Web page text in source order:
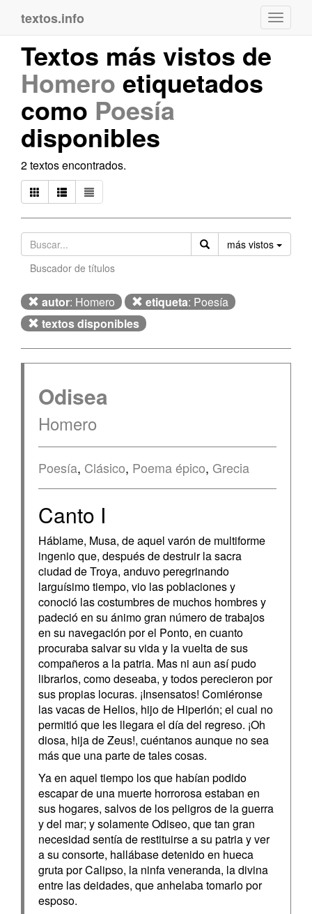
textos.info
Textos más vistos de
Homero etiquetados
como Poesía
disponibles
2 textos encontrados.
más vistos
Buscador de títulos
autor: Homero etiqueta: Poesía
textos disponibles
Odisea
Homero
Poesía, Clásico, Poema épico, Grecia
Canto I
Háblame, Musa, de aquel varón de multiforme
ingenio que, después de destruir la sacra
ciudad de Troya, anduvo peregrinando
larguísimo tiempo, vio las poblaciones y
conoció las costumbres de muchos hombres y
padeció en su ánimo gran número de trabajos
en su navegación por el Ponto, en cuanto
procuraba salvar su vida y la vuelta de sus
compañeros a la patria. Mas ni aun así pudo
librarlos, como deseaba, y todos perecieron por
sus propias locuras. ¡Insensatos! Comiéronse
las vacas de Helios, hijo de Hiperión; el cual no
permitió que les llegara el día del regreso. ¡Oh
diosa, hija de Zeus!, cuéntanos aunque no sea
más que una parte de tales cosas.
Ya en aquel tiempo los que habían podido
escapar de una muerte horrorosa estaban en
sus hogares, salvos de los peligros de la guerra
y del mar; y solamente Odiseo, que tan gran
necesidad sentía de restituirse a su patria y ver
a su consorte, hallábase detenido en hueca
gruta por Calipso, la ninfa veneranda, la divina
entre las deidades, que anhelaba tomarlo por
esposo.